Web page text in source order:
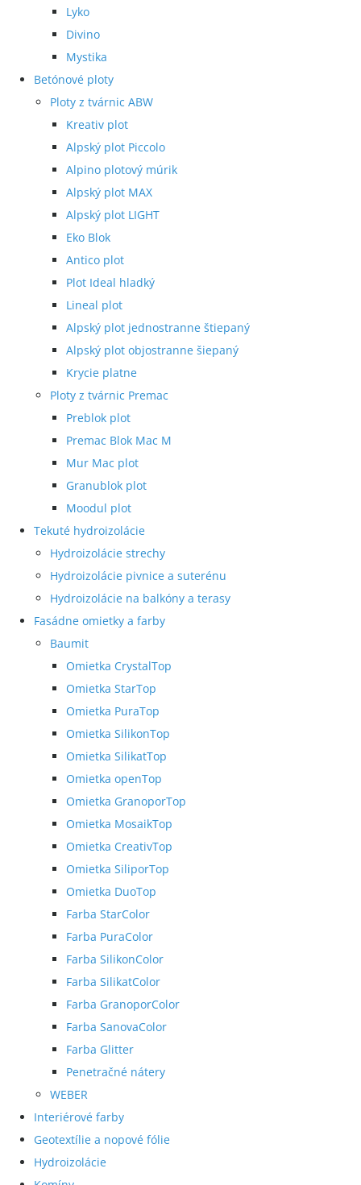
Lyko
Divino
Mystika
Betónové ploty
Ploty z tvárnic ABW
Kreativ plot
Alpský plot Piccolo
Alpino plotový múrik
Alpský plot MAX
Alpský plot LIGHT
Eko Blok
Antico plot
Plot Ideal hladký
Lineal plot
Alpský plot jednostranne štiepaný
Alpský plot objostranne šiepaný
Krycie platne
Ploty z tvárnic Premac
Preblok plot
Premac Blok Mac M
Mur Mac plot
Granublok plot
Moodul plot
Tekuté hydroizolácie
Hydroizolácie strechy
Hydroizolácie pivnice a suterénu
Hydroizolácie na balkóny a terasy
Fasádne omietky a farby
Baumit
Omietka CrystalTop
Omietka StarTop
Omietka PuraTop
Omietka SilikonTop
Omietka SilikatTop
Omietka openTop
Omietka GranoporTop
Omietka MosaikTop
Omietka CreativTop
Omietka SiliporTop
Omietka DuoTop
Farba StarColor
Farba PuraColor
Farba SilikonColor
Farba SilikatColor
Farba GranoporColor
Farba SanovaColor
Farba Glitter
Penetračné nátery
WEBER
Interiérové farby
Geotextílie a nopové fólie
Hydroizolácie